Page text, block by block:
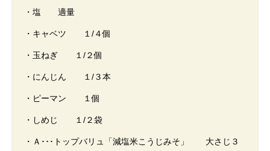
・塩 適量
・キャベツ １/４個
・玉ねぎ １/２個
・にんじん １/３本
・ピーマン １個
・しめじ １/２袋
・Ａ･･･トップバリュ「減塩米こうじみそ」 大さじ３